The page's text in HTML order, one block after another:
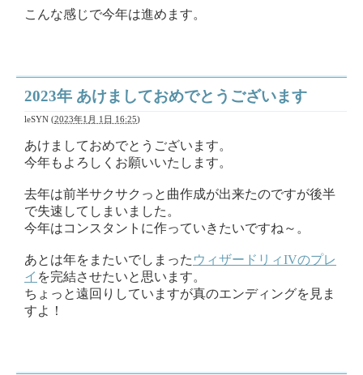
こんな感じで今年は進めます。
2023年 あけましておめでとうございます
leSYN (2023年1月 1日 16:25)
あけましておめでとうございます。
今年もよろしくお願いいたします。
去年は前半サクサクっと曲作成が出来たのですが後半
で失速してしまいました。
今年はコンスタントに作っていきたいですね～。
あとは年をまたいでしまった ウィザードリィIVのプレ
イ を完結させたいと思います。
ちょっと遠回りしていますが真のエンディングを見ま
すよ！